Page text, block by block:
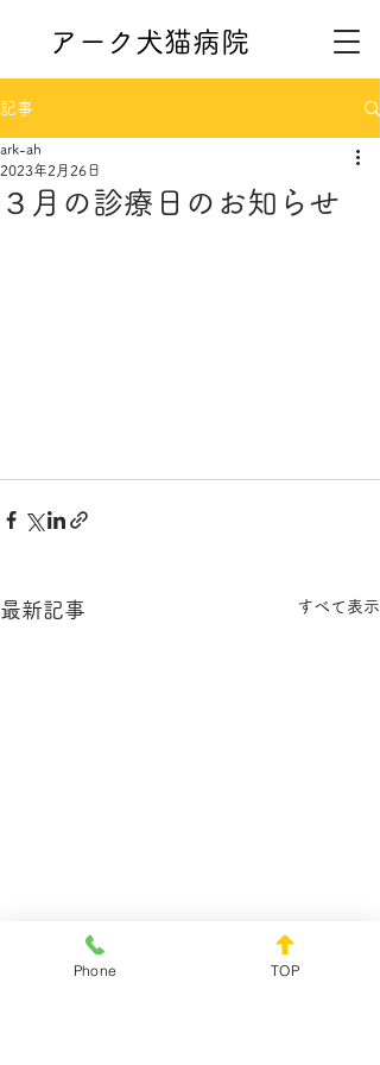
アーク犬猫病院
記事
３月の診療日のお知らせ
ark-ah
2023年2月26日
最新記事 すべて表示
Phone TOP